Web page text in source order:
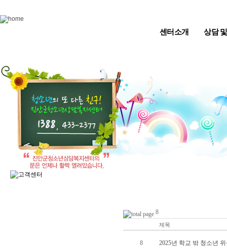
센터소개 상담
8
제목
8 2025년 학교 밖 청소년